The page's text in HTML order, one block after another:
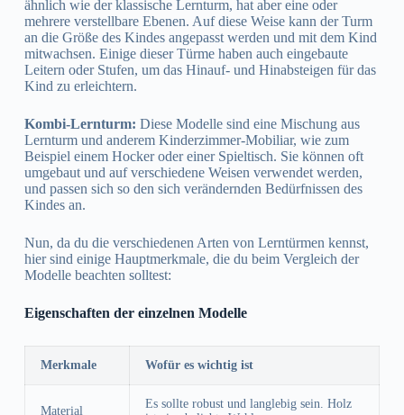
ähnlich wie der klassische Lernturm, hat aber eine oder
mehrere verstellbare Ebenen. Auf diese Weise kann der Turm
an die Größe des Kindes angepasst werden und mit dem Kind
mitwachsen. Einige dieser Türme haben auch eingebaute
Leitern oder Stufen, um das Hinauf- und Hinabsteigen für das
Kind zu erleichtern.
Kombi-Lernturm: Diese Modelle sind eine Mischung aus
Lernturm und anderem Kinderzimmer-Mobiliar, wie zum
Beispiel einem Hocker oder einer Spieltisch. Sie können oft
umgebaut und auf verschiedene Weisen verwendet werden,
und passen sich so den sich verändernden Bedürfnissen des
Kindes an.
Nun, da du die verschiedenen Arten von Lerntürmen kennst,
hier sind einige Hauptmerkmale, die du beim Vergleich der
Modelle beachten solltest:
Eigenschaften der einzelnen Modelle
Merkmale Wofür es wichtig ist
Material
Es sollte robust und langlebig sein. Holz